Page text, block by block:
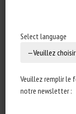
PROMISE
DES
Select language
Veuillez remplir le
notre newsletter :